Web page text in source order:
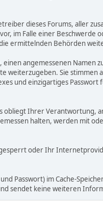
dieses Forums, aller
im Falle einer Beschwerde
ermittelnden Behörden
angemessenen Namen
weiterzugeben. Sie stimmen
und einzigartiges
obliegt Ihrer Verantwortung,
halten, werden mit
oder Ihr
Passwort) im Cache-
sendet keine weiteren